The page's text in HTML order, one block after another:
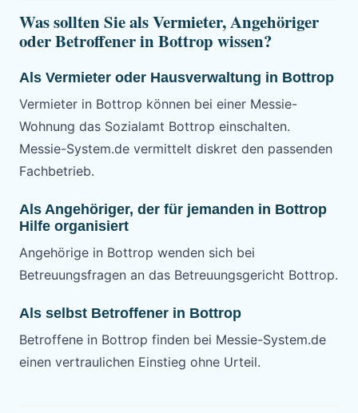
Was sollten Sie als Vermieter, Angehöriger
oder Betroffener in Bottrop wissen?
Als Vermieter oder Hausverwaltung in Bottrop
Vermieter in Bottrop können bei einer Messie-
Wohnung das Sozialamt Bottrop einschalten.
Messie-System.de vermittelt diskret den passenden
Fachbetrieb.
Als Angehöriger, der für jemanden in Bottrop
Hilfe organisiert
Angehörige in Bottrop wenden sich bei
Betreuungsfragen an das Betreuungsgericht Bottrop.
Als selbst Betroffener in Bottrop
Betroffene in Bottrop finden bei Messie-System.de
einen vertraulichen Einstieg ohne Urteil.